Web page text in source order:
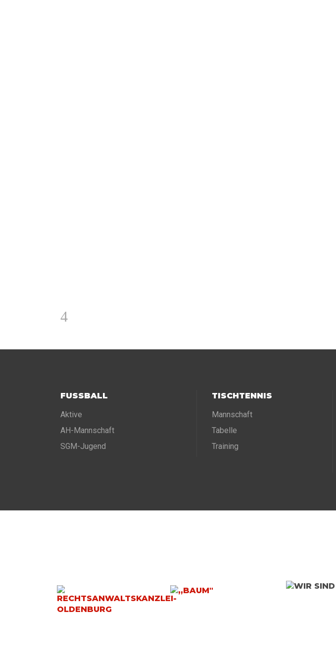
FUSSBALL
Aktive
AH-Mannschaft
SGM-Jugend
TISCHTENNIS
Mannschaft
Tabelle
Training